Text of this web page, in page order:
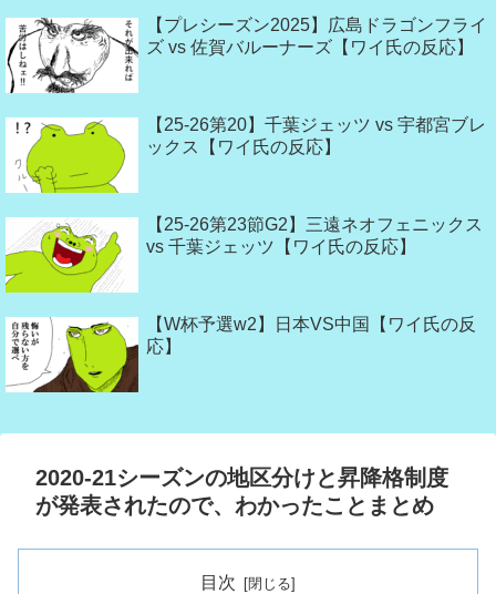
【プレシーズン2025】広島ドラゴンフライ
ズ vs 佐賀バルーナーズ【ワイ氏の反応】
【25-26第20】千葉ジェッツ vs 宇都宮ブレ
ックス【ワイ氏の反応】
【25-26第23節G2】三遠ネオフェニックス
vs 千葉ジェッツ【ワイ氏の反応】
【W杯予選w2】日本VS中国【ワイ氏の反
応】
2020-21シーズンの地区分けと昇降格制度
が発表されたので、わかったことまとめ
目次